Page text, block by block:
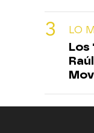
LO
Los